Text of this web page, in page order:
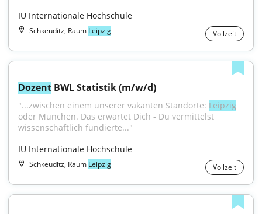
IU Internationale Hochschule
Schkeuditz, Raum Leipzig Vollzeit
Dozent BWL Statistik (m/w/d)
"...zwischen einem unserer vakanten Standorte: Leipzig
oder München. Das erwartet Dich - Du vermittelst
wissenschaftlich fundierte..."
IU Internationale Hochschule
Schkeuditz, Raum Leipzig Vollzeit